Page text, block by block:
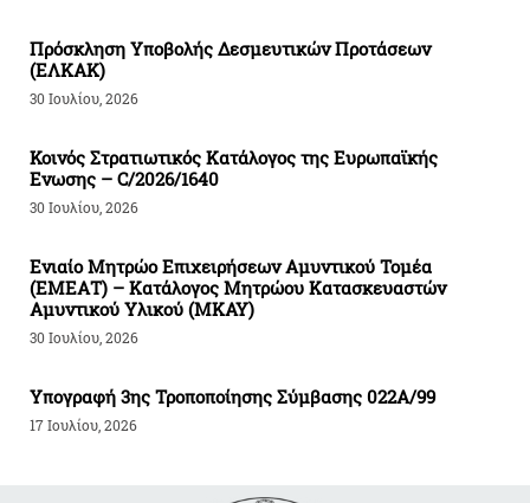
Πρόσκληση Υποβολής Δεσμευτικών Προτάσεων
(ΕΛΚΑΚ)
30 Ιουλίου, 2026
Κοινός Στρατιωτικός Κατάλογος της Ευρωπαϊκής
Ενωσης – C/2026/1640
30 Ιουλίου, 2026
Ενιαίο Μητρώο Επιχειρήσεων Αμυντικού Τομέα
(ΕΜΕΑΤ) – Κατάλογος Μητρώου Κατασκευαστών
Αμυντικού Υλικού (ΜΚΑΥ)
30 Ιουλίου, 2026
Υπογραφή 3ης Τροποποίησης Σύμβασης 022Α/99
17 Ιουλίου, 2026